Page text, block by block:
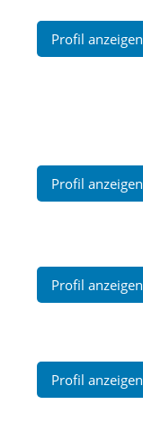
Profil anzeigen
Profil anzeigen
Profil anzeigen
Profil anzeigen